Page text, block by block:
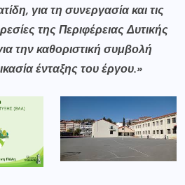
για τη συνεργασία καιτις
της ΠεριφέρειαςΔυτικής
την καθοριστική συμβολή
ένταξης του έργου.»